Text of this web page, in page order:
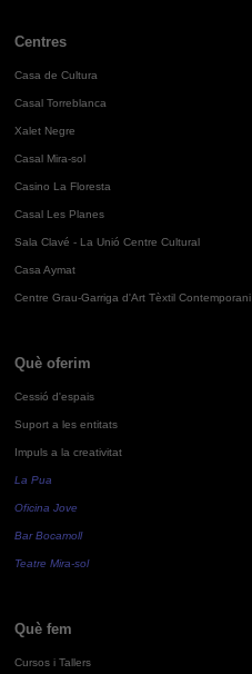
Centres
Casa de Cultura
Casal Torreblanca
Xalet Negre
Casal Mira-sol
Casino La Floresta
Casal Les Planes
Sala Clavé - La Unió Centre Cultural
Casa Aymat
Centre Grau-Garriga d'Art Tèxtil Contemporani
Què oferim
Cessió d'espais
Suport a les entitats
Impuls a la creativitat
La Pua
Oficina Jove
Bar Bocamoll
Teatre Mira-sol
Què fem
Cursos i Tallers